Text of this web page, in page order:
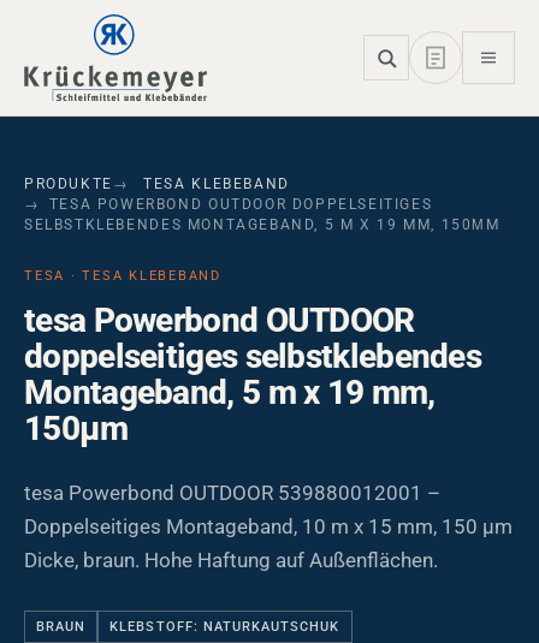
Skip to main navigation
Skip to main content
Skip to page footer
PRODUKTE
TESA KLEBEBAND
TESA POWERBOND OUTDOOR DOPPELSEITIGES
SELBSTKLEBENDES MONTAGEBAND, 5 M X 19 MM, 150ΜM
TESA · TESA KLEBEBAND
tesa Powerbond OUTDOOR
doppelseitiges selbstklebendes
Montageband, 5 m x 19 mm,
150µm
tesa Powerbond OUTDOOR 539880012001 –
Doppelseitiges Montageband, 10 m x 15 mm, 150 µm
Dicke, braun. Hohe Haftung auf Außenflächen.
BRAUN KLEBSTOFF: NATURKAUTSCHUK